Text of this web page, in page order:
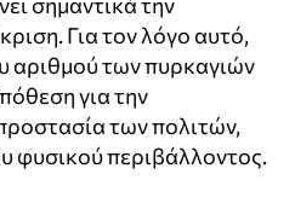
Για τον λόγο αυτό,
αριθμού των πυρκαγιών
για την
των πολιτών,
φυσικού περιβάλλοντος.